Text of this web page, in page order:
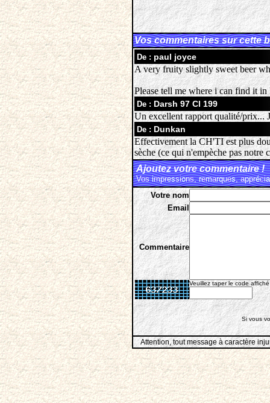
Vos commentaires sur cette
De : paul joyce
A very fruity slightly sweet beer
Please tell me where i can find it in
De : Darsh 97 Cl 199
Un excellent rapport qualité/prix...
De : Dunkan
Effectivement la CH'TI est plus
sèche (ce qui n'empèche pas notre
Ajoutez votre commentaire !
Vos impressions, remarques,
Votre nom
Email
Commentaire
Veuillez taper le code
Si vous
Attention, tout message à caractère